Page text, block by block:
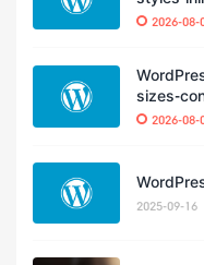
2026-08-
sizes-
2026-08-
2025-09-16